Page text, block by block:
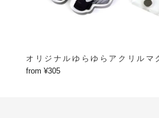
オリジナルゆらゆらアクリルマ
from ¥305